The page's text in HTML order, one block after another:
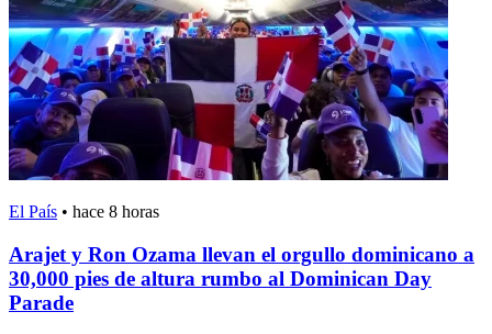
El País • hace 8 horas
Arajet y Ron Ozama llevan el orgullo dominicano a
30,000 pies de altura rumbo al Dominican Day
Parade